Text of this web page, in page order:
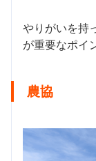
やりがいを持
が重要なポイ
農協